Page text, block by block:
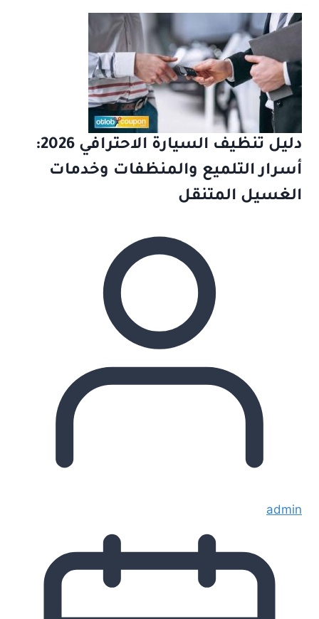
دليل تنظيف السيارة الاحترافي 2026:
أسرار التلميع والمنظفات وخدمات
الغسيل المتنقل
admin